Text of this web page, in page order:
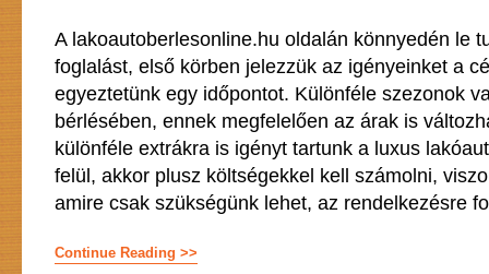
A lakoautoberlesonline.hu oldalán könnyedén le
foglalást, első körben jelezzük az igényeinket a
egyeztetünk egy időpontot. Különféle szezonok
bérlésében, ennek megfelelően az árak is
különféle extrákra is igényt tartunk a luxus
felül, akkor plusz költségekkel kell számolni,
amire csak szükségünk lehet, az rendelkezésre
Continue Reading >>